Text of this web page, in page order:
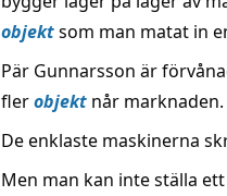
objektsom man matat in
Pär Gunnarsson är
flerobjekt når marknaden.
De enklaste maskinerna
Men man kan inte ställa ett